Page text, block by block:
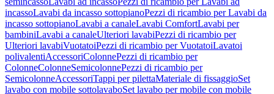
incassoLavabi da incasso sottopianoPezzi di ricambio per Lavabi da
incasso sottopianoLavabi a canaleLavabi ComfortLavabi per
bambiniLavabi a canaleUlteriori lavabiPezzi di ricambio per
Ulteriori lavabiVuotatoiPezzi di ricambio per VuotatoiLavatoi
polivalentiAccessoriColonnePezzi di ricambio per
ColonneColonneSemicolonnePezzi di ricambio per
SemicolonneAccessoriTappi per pilettaMateriale di fissaggioSet
lavabo con mobile sottolavaboSet lavabo per mobile con mobile